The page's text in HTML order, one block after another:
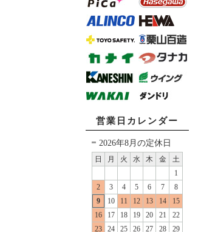
営業日カレンダー
2026年8月の定休日
日 月 火 水 木 金
土
1
2
3 4 5 6 7
8
9
10 11 12 13 14
15
16
17 18 19 20 21
22
23
24 25 26 27 28 29